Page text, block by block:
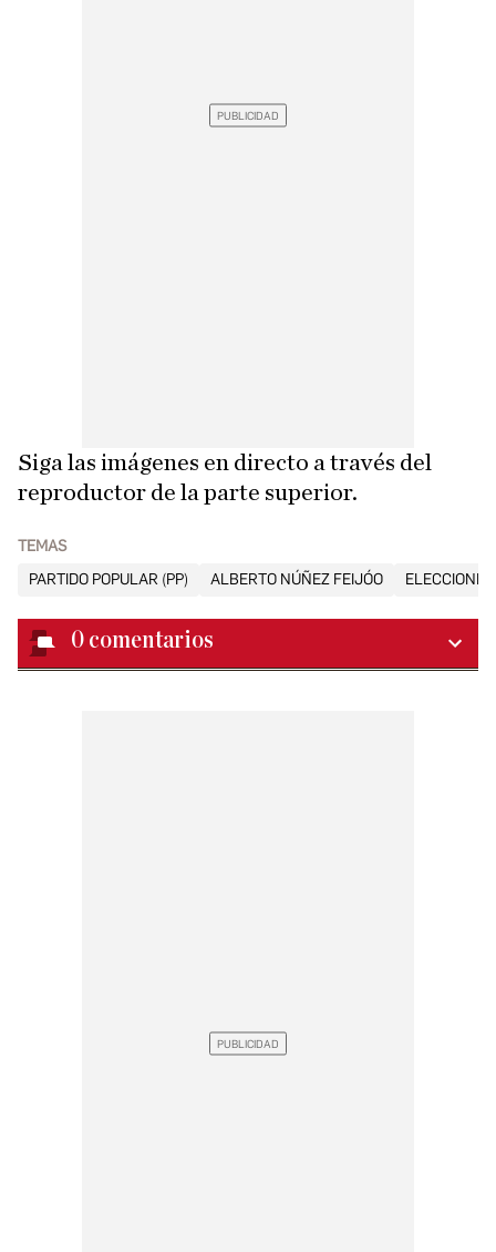
Siga las imágenes en directo a través del
reproductor de la parte superior.
TEMAS
PARTIDO POPULAR (PP)
ALBERTO NÚÑEZ FEIJÓO
0 comentarios